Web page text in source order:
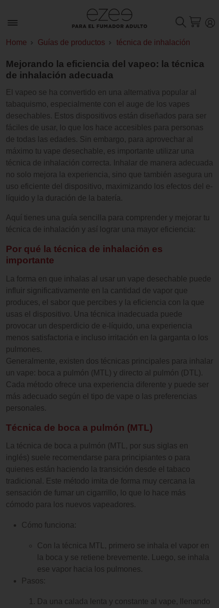
Home Guías de productos técnica de inhalación
Mejorando la eficiencia del vapeo: la técnica
de inhalación adecuada
El vapeo se ha convertido en una alternativa popular al
tabaquismo, especialmente con el auge de los vapes
desechables. Estos dispositivos están diseñados para ser
fáciles de usar, lo que los hace accesibles para personas
de todas las edades. Sin embargo, para aprovechar al
máximo tu vape desechable, es importante utilizar una
técnica de inhalación correcta. Inhalar de manera adecuada
no solo mejora la experiencia, sino que también asegura un
uso eficiente del dispositivo, maximizando los efectos del e-
líquido y la duración de la batería.
Aquí tienes una guía sencilla para comprender y mejorar tu
técnica de inhalación y así lograr una mayor eficiencia:
Por qué la técnica de inhalación es
importante
La forma en que inhalas al usar un vape desechable puede
influir significativamente en la cantidad de vapor que
produces, el sabor que percibes y la eficiencia con la que
usas el dispositivo. Una técnica inadecuada puede
provocar un desperdicio de e-líquido, una experiencia
menos satisfactoria e incluso irritación en la garganta o los
pulmones.
Generalmente, existen dos técnicas principales para inhalar
un vape: boca a pulmón (MTL) y directo al pulmón (DTL).
Cada método ofrece una experiencia diferente y puede ser
más adecuado según el tipo de vape o las preferencias
personales.
Técnica de boca a pulmón (MTL)
La técnica de boca a pulmón (MTL, por sus siglas en
inglés) suele recomendarse para principiantes o para
quienes están haciendo la transición desde el tabaco
tradicional. Este método imita de forma muy cercana la
sensación de fumar un cigarrillo, lo que lo hace más
cómodo para los nuevos vapeadores.
Cómo funciona:
Con la técnica MTL, primero se inhala el vapor en
la boca y se retiene brevemente. Luego, se inhala
ese vapor hacia los pulmones.
Pasos:
Da una calada lenta y constante al vape, llenando